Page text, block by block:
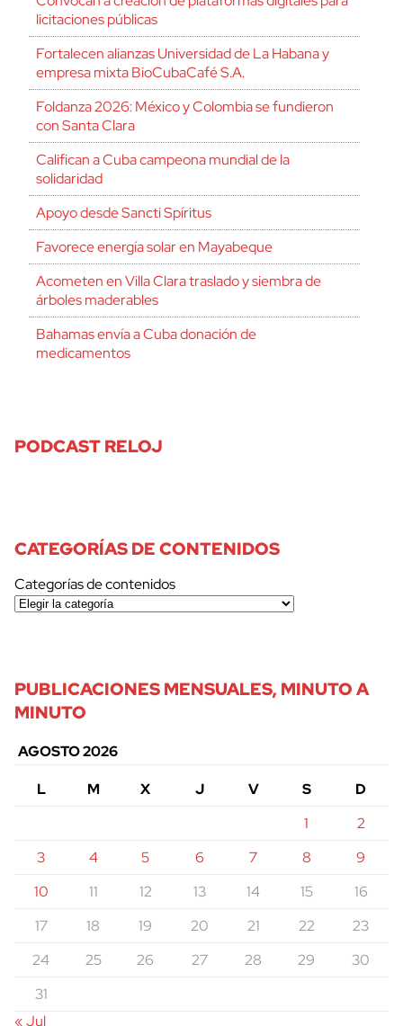
licitaciones públicas
Fortalecen alianzas Universidad de La Habana y
empresa mixta BioCubaCafé S.A.
Foldanza 2026: México y Colombia se fundieron
con Santa Clara
Califican a Cuba campeona mundial de la
solidaridad
Apoyo desde Sancti Spíritus
Favorece energía solar en Mayabeque
Acometen en Villa Clara traslado y siembra de
árboles maderables
Bahamas envía a Cuba donación de
medicamentos
PODCAST RELOJ
CATEGORÍAS DE CONTENIDOS
Categorías de contenidos
PUBLICACIONES MENSUALES, MINUTO A
MINUTO
AGOSTO 2026
L
M X J V S
D
1
2
3
4 5 6 7 8
9
10
11 12 13 14 15
16
17
18 19 20 21 22
23
24
25 26 27 28 29
30
31
« Jul